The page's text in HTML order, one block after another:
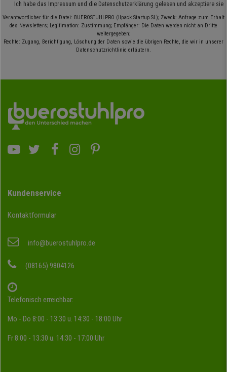
Ich habe das Impressum und die Datenschutzerklärung gelesen und akzeptiere sie
Verantwortlicher für die Datei: BUEROSTUHLPRO (Ilpack Startup SL); Zweck: Anfrage zum Erhalt
des Newsletters; Legitimation: Zustimmung; Empfänger: Die Daten werden nicht an Dritte
weitergegeben;
Rechte: Zugang, Berichtigung, Löschung der Daten sowie die übrigen Rechte, die wir in unserer
Datenschutzrichtlinie erläutern.
Kundenservice
Kontaktformular
info@buerostuhlpro.de
(08165) 9804126
Telefonisch erreichbar:
Mo - Do 8:00 - 13:30 u. 14:30 - 18:00 Uhr
Fr 8:00 - 13:30 u. 14:30 - 17:00 Uhr